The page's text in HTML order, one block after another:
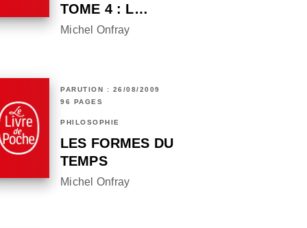
TOME 4 : L…
Michel Onfray
PARUTION : 26/08/2009
96 PAGES
PHILOSOPHIE
LES FORMES DU
TEMPS
Michel Onfray